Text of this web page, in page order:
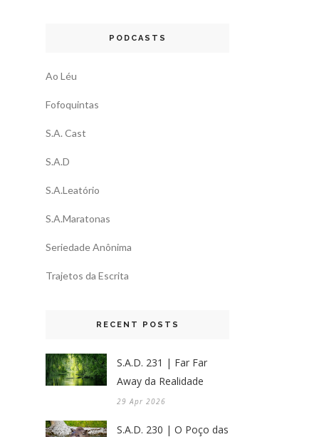
PODCASTS
Ao Léu
Fofoquintas
S.A. Cast
S.A.D
S.A.Leatório
S.A.Maratonas
Seriedade Anônima
Trajetos da Escrita
RECENT POSTS
S.A.D. 231 | Far Far
Away da Realidade
29 Apr 2026
S.A.D. 230 | O Poço das